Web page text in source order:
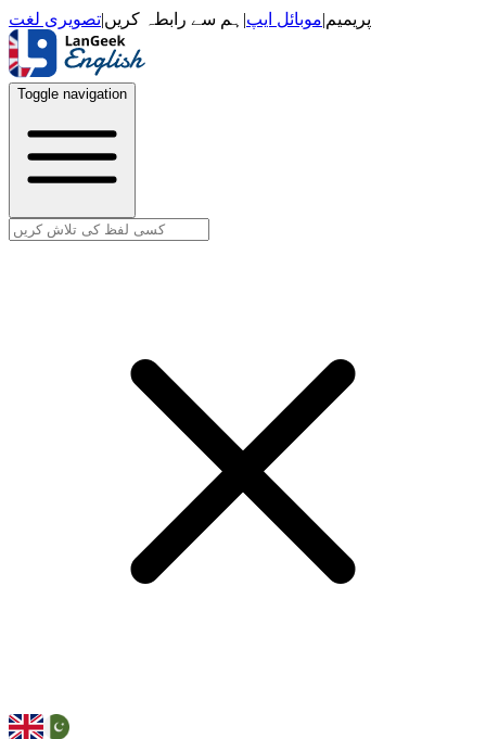
پریمیم|موبائل ایپ| ہم سے رابطہ کریں|تصویری لغت
Toggle navigation